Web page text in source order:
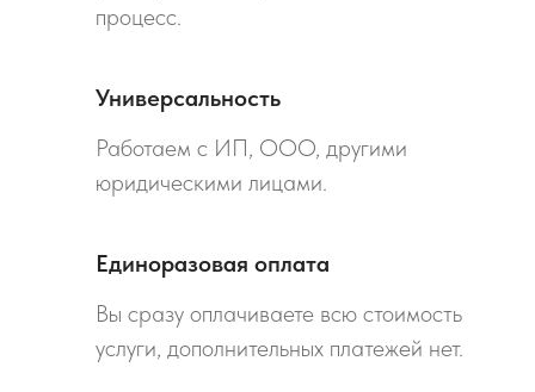
процесс.
Универсальность
Работаем с ИП, ООО, другими
юридическими лицами.
Единоразовая оплата
Вы сразу оплачиваете всю стоимость
услуги, дополнительных платежей нет.